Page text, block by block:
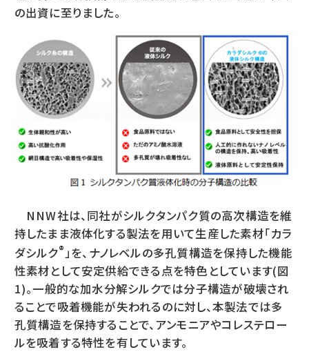
の出資に至りました。
NNW社は、同社がシルクタンパク質の高次構造を維
持したまま液体化する製法を用いて生産した素材「カラ
ダシルク®」を、ナノレベルの多孔質構造を保持した機能
性素材として安定供給できる点を特色としています(図
1)。一般的な加水分解シルクでは分子構造が破壊され
ることで吸着機能が失われるのに対し、本製法では多
孔質構造を保持することで、アンモニアやコレステロー
ルを吸着する特性を有しています。